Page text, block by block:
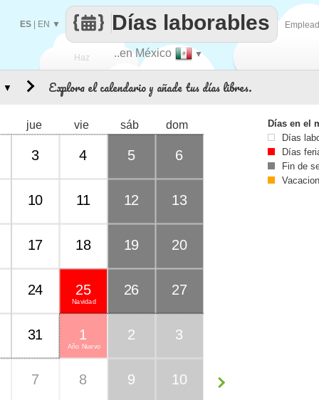
Haz ..en México ▼
Días laborables
ES EN ▼
Explora el calendario y añade tus días libres.
jue vie sáb dom
3 4 5 6
10 11 12 13
17 18 19 20
24
Navidad
25 26 27
31
Año Nuevo
1 2 3
7 8 9 10
▼
Días en el
Días
Días
Fin de